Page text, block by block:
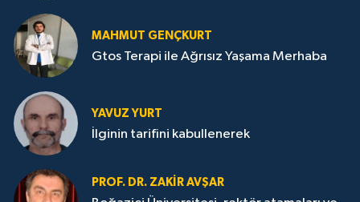
MAHMUT GENÇKURT
Gtos Terapi ile Ağrısız Yaşama Merhaba
YAVUZ YURT
İlginin tarifini kabullenerek
PROF. DR. ZAKIR AVŞAR